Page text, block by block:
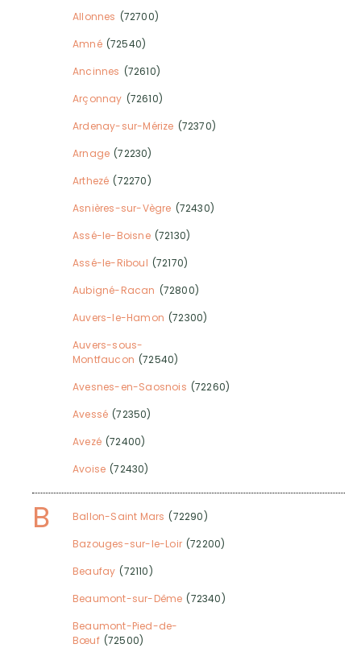
Allonnes (72700)
Amné (72540)
Ancinnes (72610)
Arçonnay (72610)
Ardenay-sur-Mérize (72370)
Arnage (72230)
Arthezé (72270)
Asnières-sur-Vègre (72430)
Assé-le-Boisne (72130)
Assé-le-Riboul (72170)
Aubigné-Racan (72800)
Auvers-le-Hamon (72300)
Auvers-sous-
Montfaucon (72540)
Avesnes-en-Saosnois (72260)
Avessé (72350)
Avezé (72400)
Avoise (72430)
B Ballon-Saint Mars (72290)
Bazouges-sur-le-Loir (72200)
Beaufay (72110)
Beaumont-sur-Dême (72340)
Beaumont-Pied-de-
Bœuf (72500)